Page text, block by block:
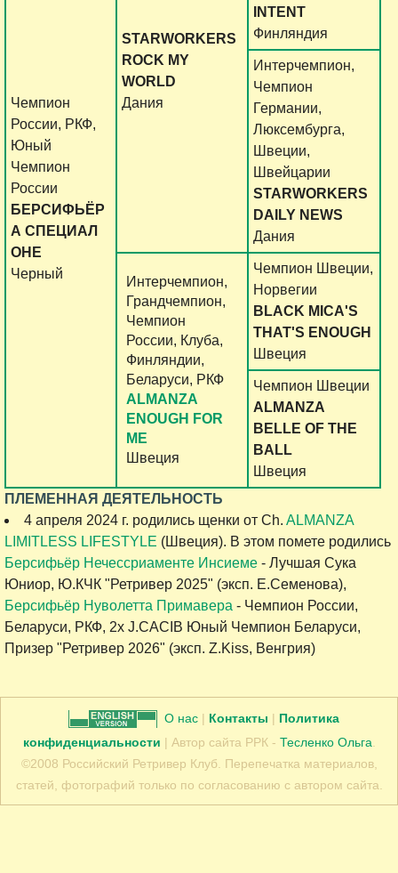
Чемпион
России, РКФ,
Юный
Чемпион
России
БЕРСИФЬЁР
А СПЕЦИАЛ
ОНЕ
Черный
STARWORKERS
ROCK MY
WORLD
Дания
INTENT
Финляндия
Интерчемпион,
Чемпион
Германии,
Люксембурга,
Швеции,
Швейцарии
STARWORKERS
DAILY NEWS
Дания
Интерчемпион,
Грандчемпион,
Чемпион
России, Клуба,
Финляндии,
Беларуси, РКФ
ALMANZA
ENOUGH FOR
ME
Швеция
Чемпион Швеции,
Норвегии
BLACK MICA'S
THAT'S ENOUGH
Швеция
Чемпион Швеции
ALMANZA
BELLE OF THE
BALL
Швеция
ПЛЕМЕННАЯ ДЕЯТЕЛЬНОСТЬ
4 апреля 2024 г. родились щенки от Ch. ALMANZA
LIMITLESS LIFESTYLE (Швеция). В этом помете родились
Берсифьёр Нечессриаменте Инсиеме - Лучшая Сука
Юниор, Ю.КЧК "Ретривер 2025" (эксп. Е.Семенова),
Берсифьёр Нуволетта Примавера - Чемпион России,
Беларуси, РКФ, 2x J.CACIB Юный Чемпион Беларуси,
Призер "Ретривер 2026" (эксп. Z.Kiss, Венгрия)
О нас | Контакты | Политика
конфиденциальности | Автор сайта РРК - Тесленко Ольга
©2008 Российский Ретривер Клуб. Перепечатка материалов,
статей, фотографий только по согласованию с автором сайта.